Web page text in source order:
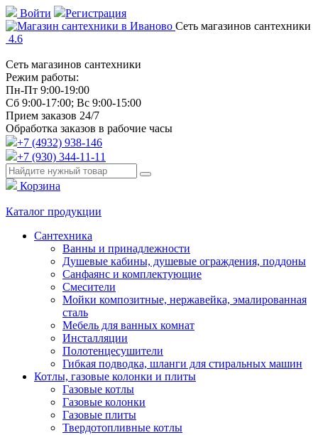
Войти
Регистрация
Сеть магазинов сантехники
4.6
Сеть магазинов сантехники
Режим работы:
Пн-Пт 9:00-19:00
Сб 9:00-17:00; Вс 9:00-15:00
Прием заказов 24/7
Обработка заказов в рабочие часы
+7 (4932) 938-146
+7 (930) 344-11-11
Корзина
Каталог продукции
Сантехника
Ванны и принадлежности
Душевые кабины, душевые ограждения, поддоны
Санфаянс и комплектующие
Смесители
Мойки композитные, нержавейка, эмалированная
сталь
Мебель для ванных комнат
Инсталляции
Полотенцесушители
Гибкая подводка, шланги для стиральных машин
Котлы, газовые колонки и плиты
Газовые котлы
Газовые колонки
Газовые плиты
Твердотопливные котлы